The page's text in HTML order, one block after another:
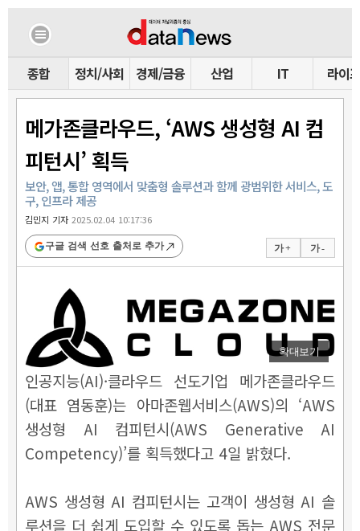
종합 정치/사회 경제/금융 산업 IT 라이프
메가존클라우드, ‘AWS 생성형 AI 컴
피턴시’ 획득
보안, 앱, 통합 영역에서 맞춤형 솔루션과 함께 광범위한 서비스, 도
구, 인프라 제공
김민지 기자2025.02.04 10:17:36
가 + 가 -
구글 검색 선호 출처로 추가
확대보기
인공지능(AI)·클라우드 선도기업 메가존클라우드
(대표 염동훈)는 아마존웹서비스(AWS)의 ‘AWS
생성형 AI 컴피턴시(AWS Generative AI
Competency)’를 획득했다고 4일 밝혔다.
AWS 생성형 AI 컴피턴시는 고객이 생성형 AI 솔
루션을 더 쉽게 도입할 수 있도록 돕는 AWS 전문